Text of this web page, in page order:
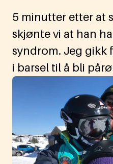
5 minutter etter at
skjønte vi at han
syndrom. Jeg gikk
i barsel til å bli